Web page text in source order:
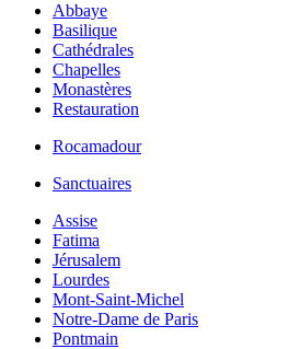
Abbaye
Basilique
Cathédrales
Chapelles
Monastères
Restauration
Rocamadour
Sanctuaires
Assise
Fatima
Jérusalem
Lourdes
Mont-Saint-Michel
Notre-Dame de Paris
Pontmain